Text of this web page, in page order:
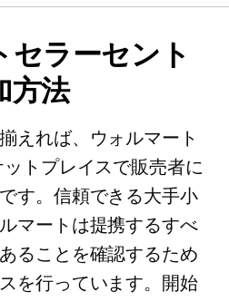
セラーセント
方法
えれば、ウォルマート
トプレイスで販売者に
す。信頼できる大手小
マートは提携するすべ
ることを確認するため
を行っています。開始